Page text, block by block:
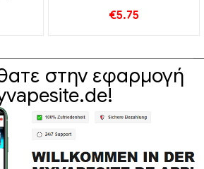
Φουσκώματα
€5.75
στην εφαρμογή